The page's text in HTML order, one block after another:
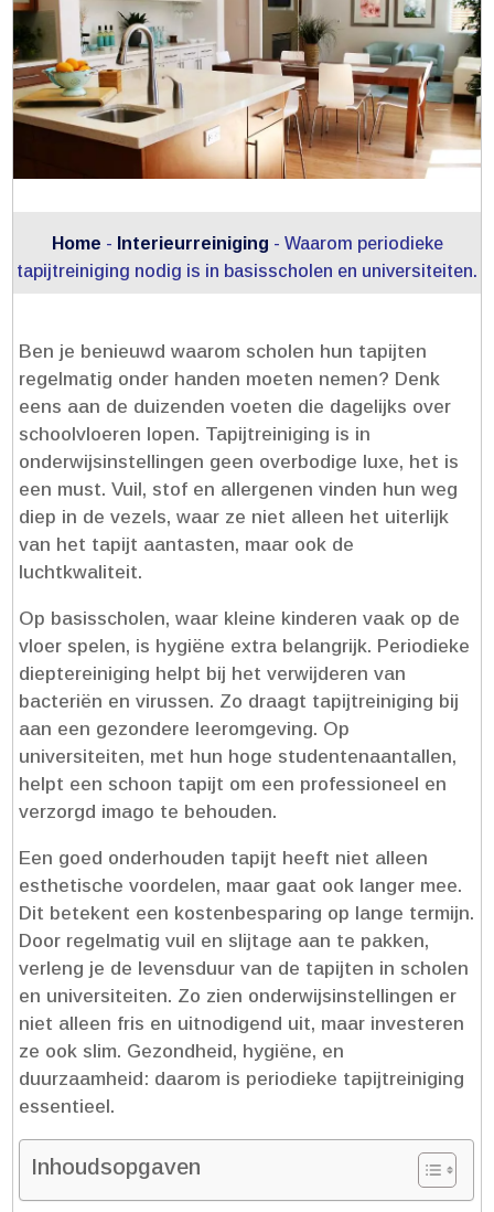
Home - Interieurreiniging - Waarom periodieke
tapijtreiniging nodig is in basisscholen en universiteiten.​
Ben je benieuwd waarom scholen hun tapijten
regelmatig onder handen moeten nemen? Denk
eens aan de duizenden voeten die dagelijks over
schoolvloeren lopen.​ Tapijtreiniging is in
onderwijsinstellingen geen overbodige luxe, het is
een must.​ Vuil, stof en allergenen vinden hun weg
diep in de vezels, waar ze niet alleen het uiterlijk
van het tapijt aantasten, maar ook de
luchtkwaliteit.​
Op basisscholen, waar kleine kinderen vaak op de
vloer spelen, is hygiëne extra belangrijk.​ Periodieke
dieptereiniging helpt bij het verwijderen van
bacteriën en virussen.​ Zo draagt tapijtreiniging bij
aan een gezondere leeromgeving.​ Op
universiteiten, met hun hoge studentenaantallen,
helpt een schoon tapijt om een professioneel en
verzorgd imago te behouden.​
Een goed onderhouden tapijt heeft niet alleen
esthetische voordelen, maar gaat ook langer mee.​
Dit betekent een kostenbesparing op lange termijn.​
Door regelmatig vuil en slijtage aan te pakken,
verleng je de levensduur van de tapijten in scholen
en universiteiten.​ Zo zien onderwijsinstellingen er
niet alleen fris en uitnodigend uit, maar investeren
ze ook slim.​ Gezondheid, hygiëne, en
duurzaamheid: daarom is periodieke tapijtreiniging
essentieel.​
Inhoudsopgaven